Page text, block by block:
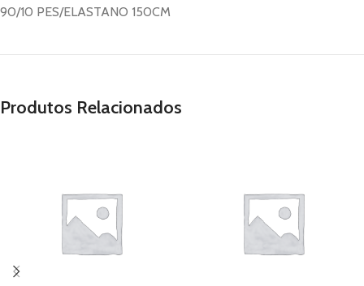
90/10 PES/ELASTANO 150CM
Produtos Relacionados